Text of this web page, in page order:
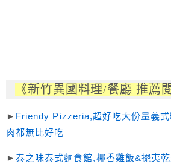
《新竹異國料理/餐廳 推薦
► Friendy Pizzeria,超好吃大份量義
肉都無比好吃
►泰之味泰式麵食館,椰香雞飯&擺夷